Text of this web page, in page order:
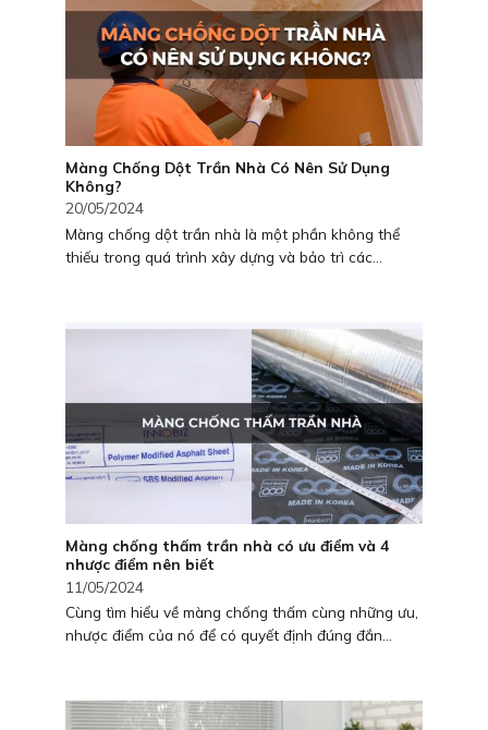
Màng Chống Dột Trần Nhà Có Nên Sử Dụng
Không?
20/05/2024
Màng chống dột trần nhà là một phần không thể
thiếu trong quá trình xây dựng và bảo trì các...
Màng chống thấm trần nhà có ưu điểm và 4
nhược điểm nên biết
11/05/2024
Cùng tìm hiểu về màng chống thấm cùng những ưu,
nhược điểm của nó để có quyết định đúng đắn...